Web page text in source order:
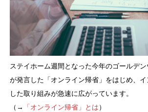
ステイホーム週間となった今年のゴールデ
が発言した「オンライン帰省」をはじめ、
した取り組みが急速に広がっています。
（→
「オンライン帰省」とは）